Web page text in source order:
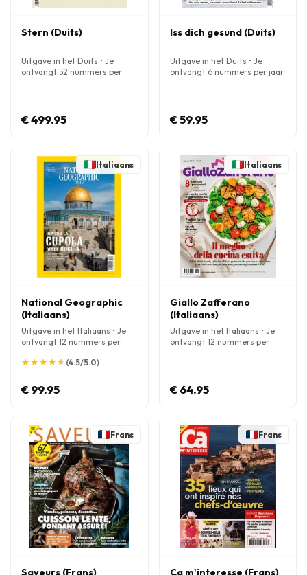
Stern (Duits)
Uitgave in het Duits • Je
ontvangt 52 nummers per
€ 499.95
Iss dich gesund (Duits)
Uitgave in het Duits • Je
ontvangt 6 nummers per jaar
€ 59.95
Italiaans
National Geographic
(Italiaans)
Uitgave in het Italiaans • Je
ontvangt 12 nummers per
★
★★
★★
★★
★★
★ (4.5/5.0)
€ 99.95
Italiaans
Giallo Zafferano
(Italiaans)
Uitgave in het Italiaans • Je
ontvangt 12 nummers per
€ 64.95
Frans
Saveurs (Frans)
Frans
Ca m'interesse (Frans)